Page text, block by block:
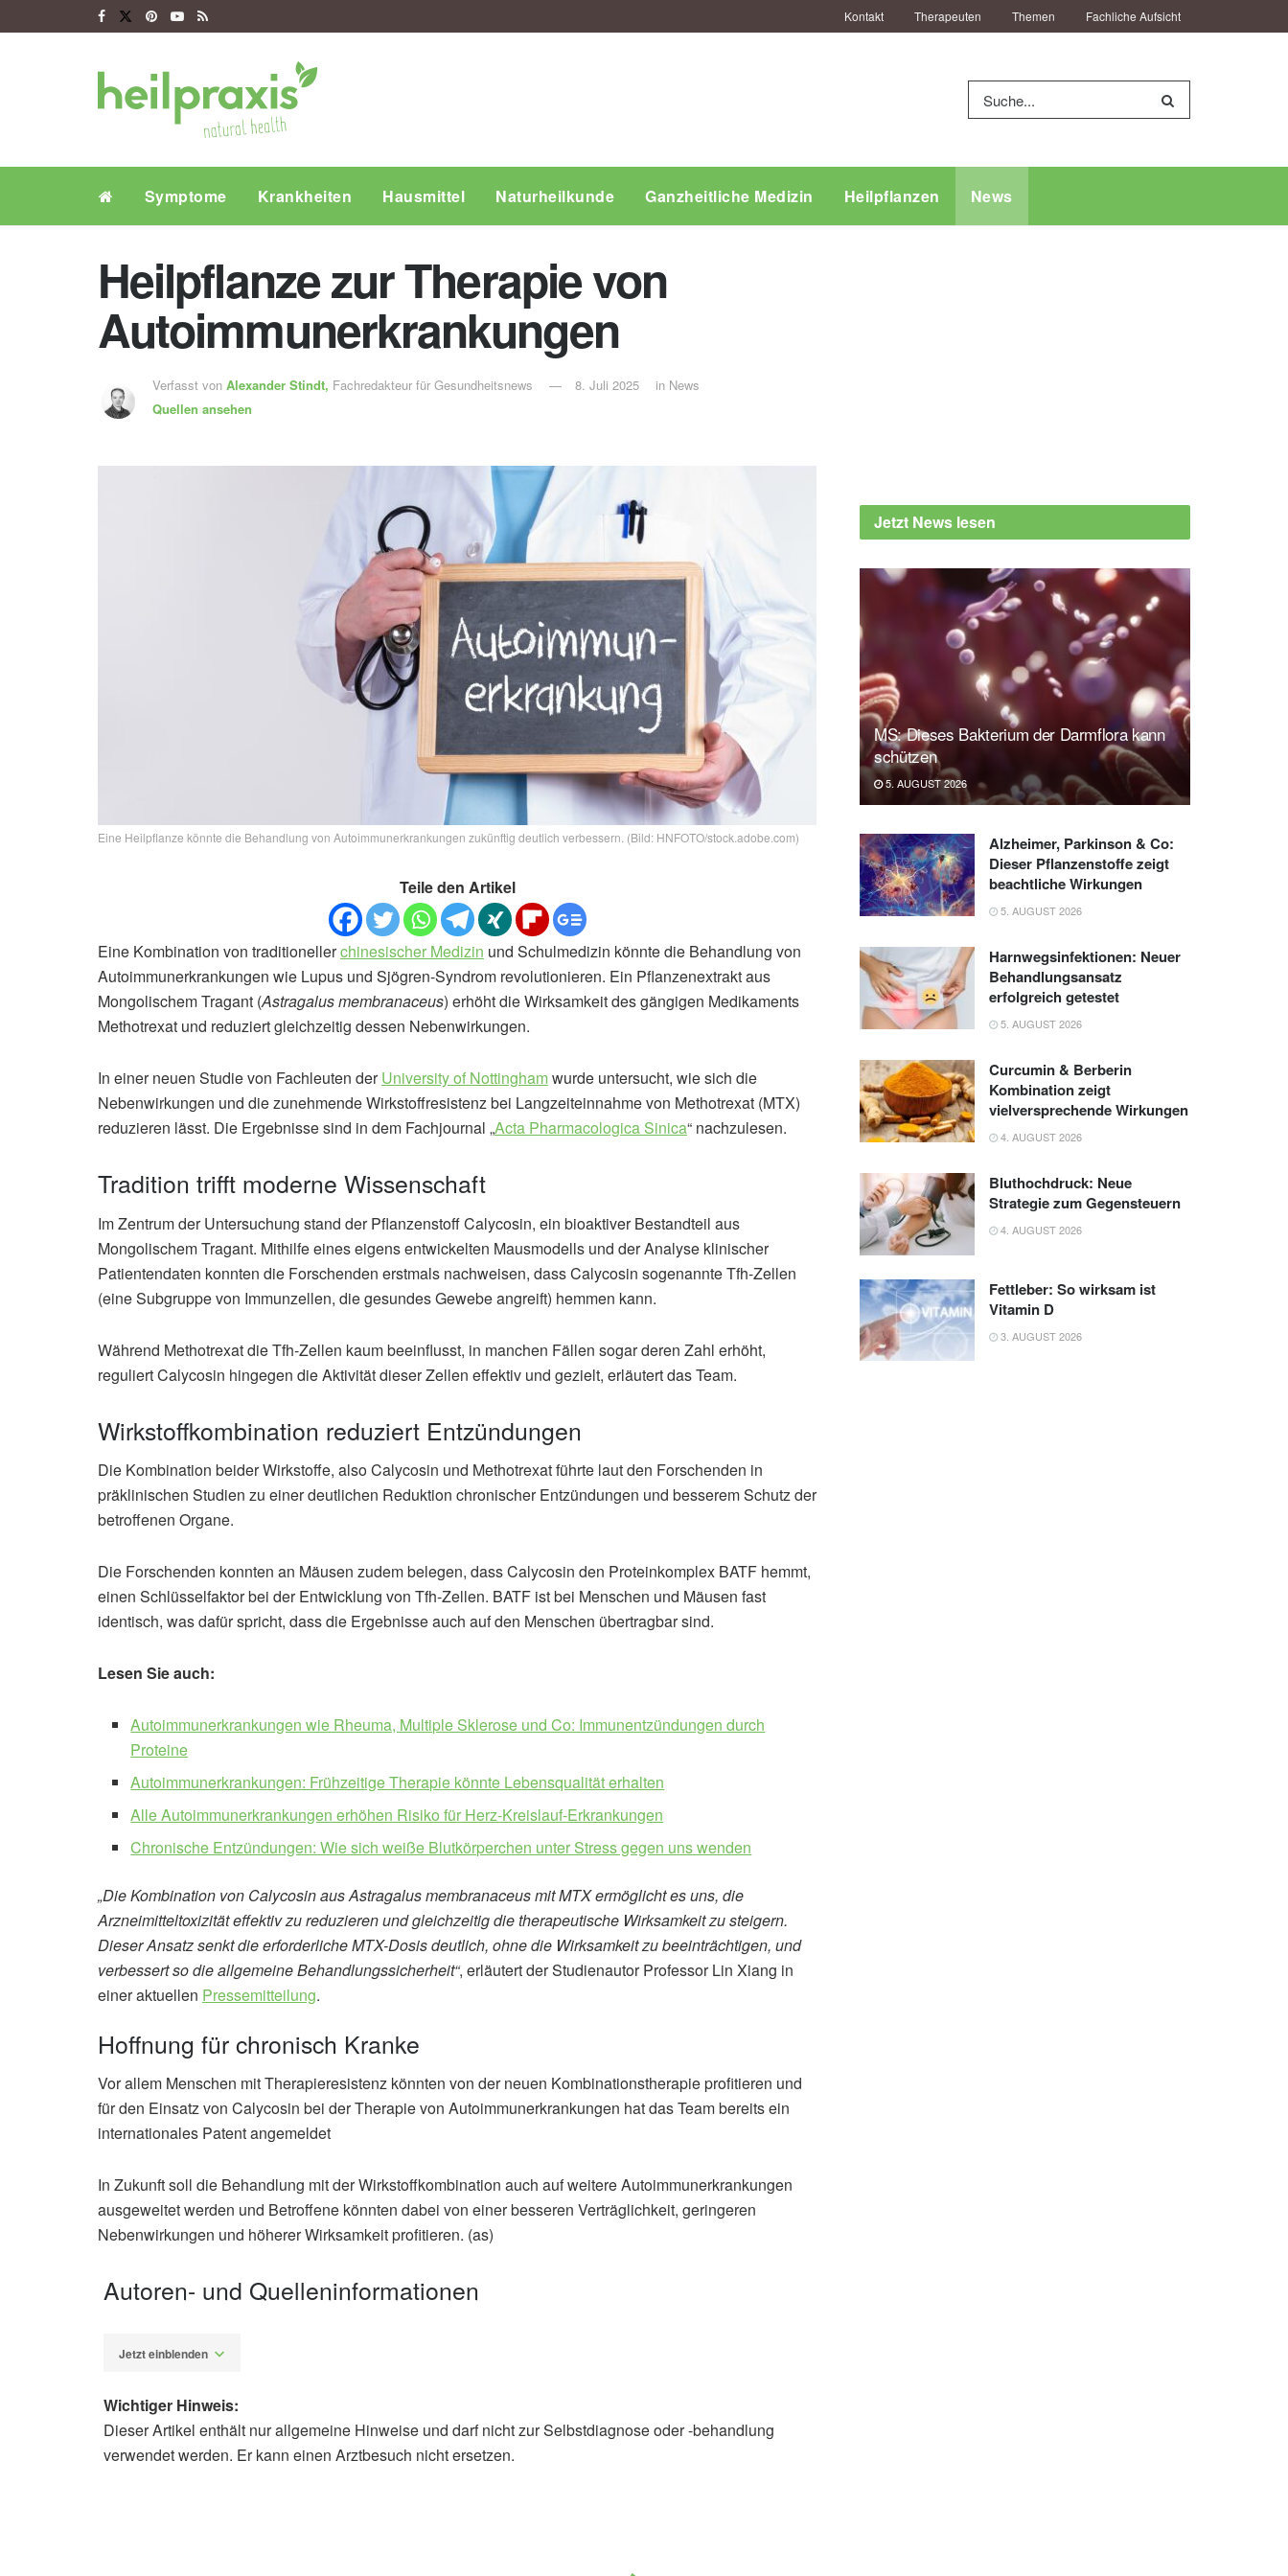
Kontakt Therapeuten Themen Fachliche Aufsicht
Symptome Krankheiten Hausmittel Naturheilkunde Ganzheitliche Medizin Heilpflanzen News
Heilpflanze zur Therapie von
Autoimmunerkrankungen
Verfasst von Alexander Stindt, Fachredakteur für Gesundheitsnews
Quellen ansehen
8. Juli 2025 in News
Eine Heilpflanze könnte die Behandlung von Autoimmunerkrankungen zukünftig deutlich verbessern. (Bild: HNFOTO/stock.adobe.com)
Teile den Artikel
Eine Kombination von traditionellerchinesischer Medizin und Schulmedizin könnte die Behandlung von
Autoimmunerkrankungen wie Lupus und Sjögren-Syndrom revolutionieren. Ein Pflanzenextrakt aus
Mongolischem Tragant (Astragalus membranaceus) erhöht die Wirksamkeit des gängigen Medikaments
Methotrexat und reduziert gleichzeitig dessen Nebenwirkungen.
In einer neuen Studie von Fachleuten derUniversity of Nottinghamwurde untersucht, wie sich die
Nebenwirkungen und die zunehmende Wirkstoffresistenz bei Langzeiteinnahme von Methotrexat (MTX)
reduzieren lässt. Die Ergebnisse sind in dem Fachjournal „Acta Pharmacologica Sinica“ nachzulesen.
Tradition trifft moderne Wissenschaft
Im Zentrum der Untersuchung stand der Pflanzenstoff Calycosin, ein bioaktiver Bestandteil aus
Mongolischem Tragant. Mithilfe eines eigens entwickelten Mausmodells und der Analyse klinischer
Patientendaten konnten die Forschenden erstmals nachweisen, dass Calycosin sogenannte Tfh-Zellen
(eine Subgruppe von Immunzellen, die gesundes Gewebe angreift) hemmen kann.
Während Methotrexat die Tfh-Zellen kaum beeinflusst, in manchen Fällen sogar deren Zahl erhöht,
reguliert Calycosin hingegen die Aktivität dieser Zellen effektiv und gezielt, erläutert das Team.
Wirkstoffkombination reduziert Entzündungen
Die Kombination beider Wirkstoffe, also Calycosin und Methotrexat führte laut den Forschenden in
präklinischen Studien zu einer deutlichen Reduktion chronischer Entzündungen und besserem Schutz der
betroffenen Organe.
Die Forschenden konnten an Mäusen zudem belegen, dass Calycosin den Proteinkomplex BATF hemmt,
einen Schlüsselfaktor bei der Entwicklung von Tfh-Zellen. BATF ist bei Menschen und Mäusen fast
identisch, was dafür spricht, dass die Ergebnisse auch auf den Menschen übertragbar sind.
Lesen Sie auch:
Autoimmunerkrankungen wie Rheuma, Multiple Sklerose und Co: Immunentzündungen durch
Proteine
Autoimmunerkrankungen: Frühzeitige Therapie könnte Lebensqualität erhalten
Alle Autoimmunerkrankungen erhöhen Risiko für Herz-Kreislauf-Erkrankungen
Chronische Entzündungen: Wie sich weiße Blutkörperchen unter Stress gegen uns wenden
„Die Kombination von Calycosin aus Astragalus membranaceus mit MTX ermöglicht es uns, die
Arzneimitteltoxizität effektiv zu reduzieren und gleichzeitig die therapeutische Wirksamkeit zu steigern.
Dieser Ansatz senkt die erforderliche MTX-Dosis deutlich, ohne die Wirksamkeit zu beeinträchtigen, und
verbessert so die allgemeine Behandlungssicherheit“, erläutert der Studienautor Professor Lin Xiang in
einer aktuellen Pressemitteilung.
Hoffnung für chronisch Kranke
Vor allem Menschen mit Therapieresistenz könnten von der neuen Kombinationstherapie profitieren und
für den Einsatz von Calycosin bei der Therapie von Autoimmunerkrankungen hat das Team bereits ein
internationales Patent angemeldet
In Zukunft soll die Behandlung mit der Wirkstoffkombination auch auf weitere Autoimmunerkrankungen
ausgeweitet werden und Betroffene könnten dabei von einer besseren Verträglichkeit, geringeren
Nebenwirkungen und höherer Wirksamkeit profitieren. (as)
Autoren- und Quelleninformationen
Jetzt einblenden
Alexander Stindt
Wichtiger Hinweis:
Dieser Artikel enthält nur allgemeine Hinweise und darf nicht zur Selbstdiagnose oder -behandlung
verwendet werden. Er kann einen Arztbesuch nicht ersetzen.
Jetzt News lesen
MS: Dieses Bakterium der Darmflora kann
schützen
5. AUGUST 2026
Alzheimer, Parkinson & Co:
Dieser Pflanzenstoffe zeigt
beachtliche Wirkungen
5. AUGUST 2026
Harnwegsinfektionen: Neuer
Behandlungsansatz
erfolgreich getestet
5. AUGUST 2026
Curcumin & Berberin
Kombination zeigt
vielversprechende Wirkungen
4. AUGUST 2026
Bluthochdruck: Neue
Strategie zum Gegensteuern
4. AUGUST 2026
Fettleber: So wirksam ist
Vitamin D
3. AUGUST 2026